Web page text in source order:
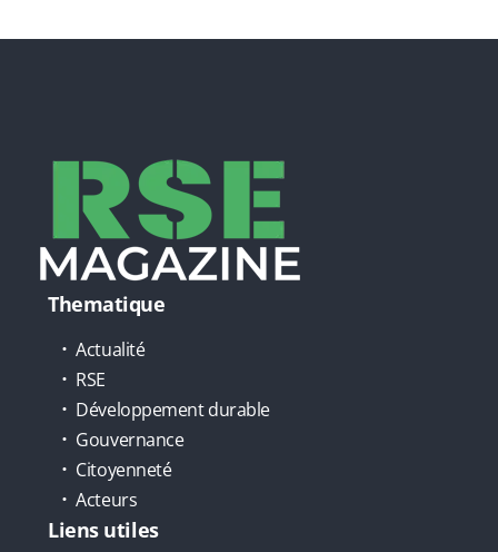
Thematique
Actualité
RSE
Développement durable
Gouvernance
Citoyenneté
Acteurs
Liens utiles